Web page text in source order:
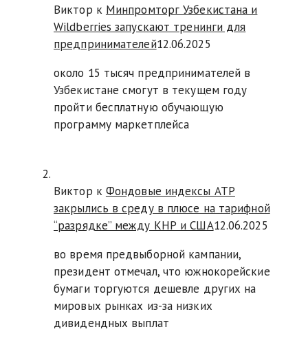
Виктор к Минпромторг Узбекистана и
Wildberries запускают тренинги для
предпринимателей12.06.2025
около 15 тысяч предпринимателей в
Узбекистане смогут в текущем году
пройти бесплатную обучающую
программу маркетплейса
Виктор к Фондовые индексы АТР
закрылись в среду в плюсе на тарифной
“разрядке” между КНР и США12.06.2025
во время предвыборной кампании,
президент отмечал, что южнокорейские
бумаги торгуются дешевле других на
мировых рынках из-за низких
дивидендных выплат